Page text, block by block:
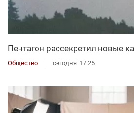
Пентагон рассекретил новые
Общество сегодня, 17:25